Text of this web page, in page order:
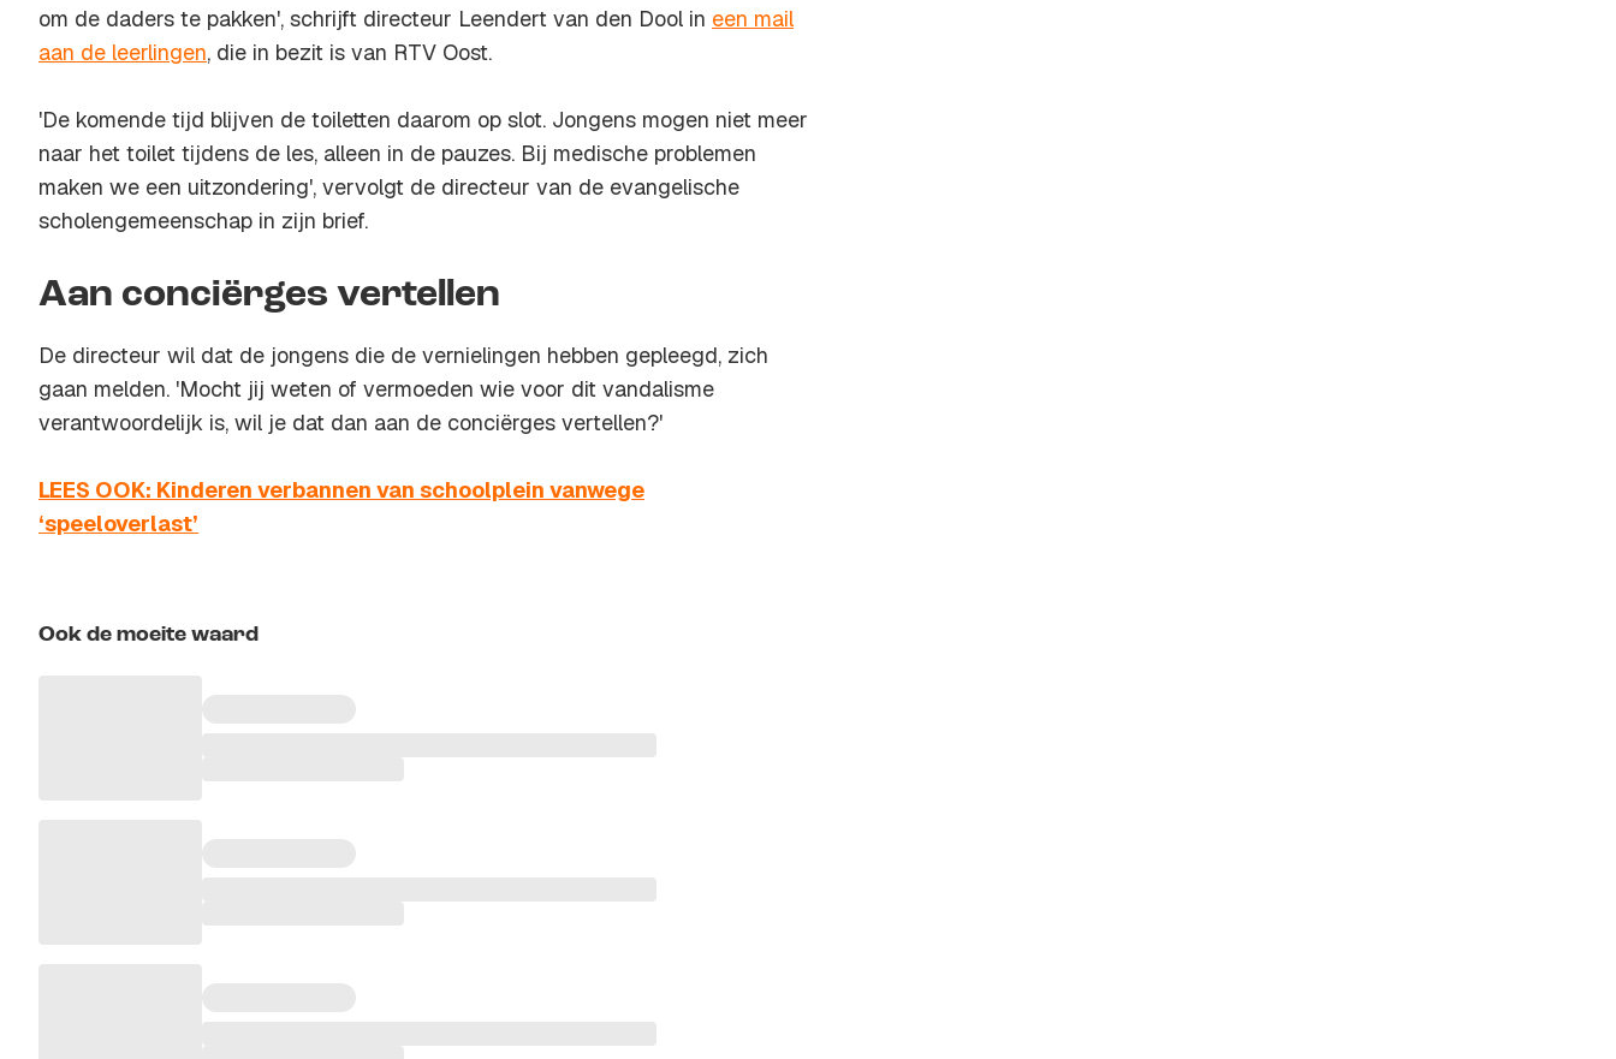
om de daders te pakken', schrijft directeur Leendert van den Dool in een mail
aan de leerlingen, die in bezit is van RTV Oost.
'De komende tijd blijven de toiletten daarom op slot. Jongens mogen niet meer
naar het toilet tijdens de les, alleen in de pauzes. Bij medische problemen
maken we een uitzondering', vervolgt de directeur van de evangelische
scholengemeenschap in zijn brief.
Aan conciërges vertellen
De directeur wil dat de jongens die de vernielingen hebben gepleegd, zich
gaan melden. 'Mocht jij weten of vermoeden wie voor dit vandalisme
verantwoordelijk is, wil je dat dan aan de conciërges vertellen?'
LEES OOK: Kinderen verbannen van schoolplein vanwege
‘speeloverlast’
Ook de moeite waard